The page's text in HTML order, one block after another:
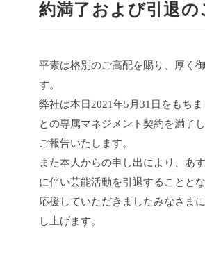
約満了および引退の
平素は格別のご高配を賜り、厚く
す。
弊社は本日2021年5月31日をもち
との専属マネジメント契約を満了
ご報告いたします。
また本人からの申し出により、あ
に伴い芸能活動を引退することとな
応援していただきましたみなさま
し上げます。